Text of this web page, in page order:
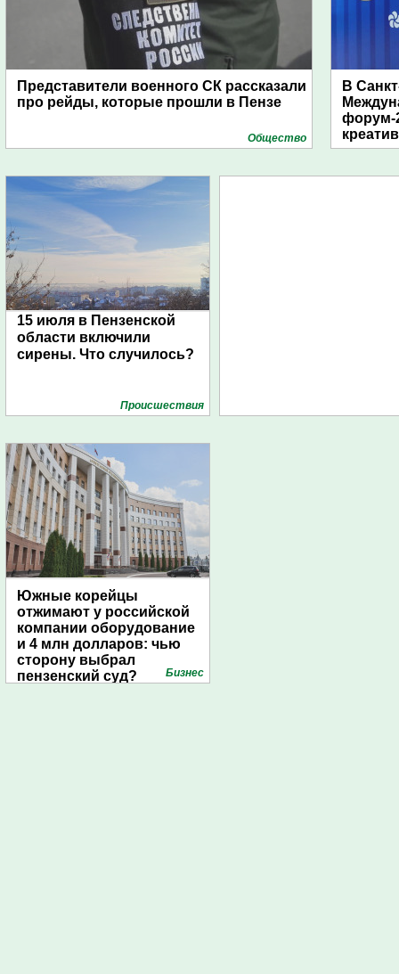
Представители военного СК рассказали
про рейды, которые прошли в Пензе
Общество
В
форум-
15 июля в Пензенской
области включили
сирены. Что случилось?
Проиcшествия
Южные корейцы
отжимают у российской
компании оборудование
и 4 млн долларов: чью
сторону выбрал
пензенский суд?
Бизнес